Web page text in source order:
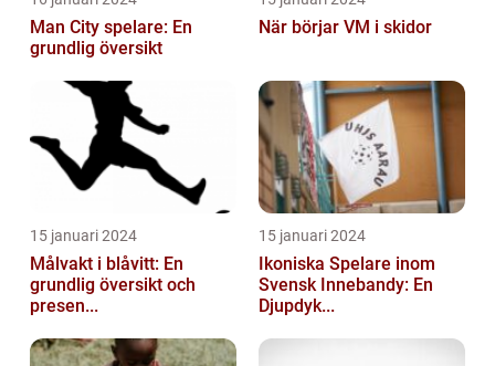
Man City spelare: En
grundlig översikt
När börjar VM i skidor
15 januari 2024
Målvakt i blåvitt: En
grundlig översikt och
presen...
15 januari 2024
Ikoniska Spelare inom
Svensk Innebandy: En
Djupdyk...